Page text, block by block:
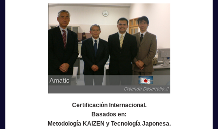
Certificación Internacional.
Basados en:
Metodología KAIZEN y Tecnología Japonesa.